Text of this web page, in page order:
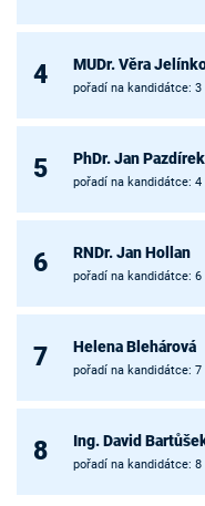
4 MUDr. Věra
pořadí na kandidátce: 3
5 PhDr. Jan Pazdírek
pořadí na kandidátce: 4
6 RNDr. Jan Hollan
pořadí na kandidátce: 6
7 Helena Blehárová
pořadí na kandidátce: 7
8 Ing. David
pořadí na kandidátce: 8